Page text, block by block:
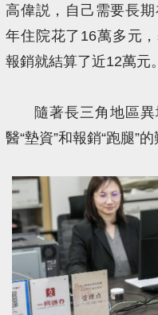
高偉説，自己需要長
年住院花了16萬多元
報銷就結算了近12萬元。
隨著長三角地區
醫“墊資”和報銷“跑腿”